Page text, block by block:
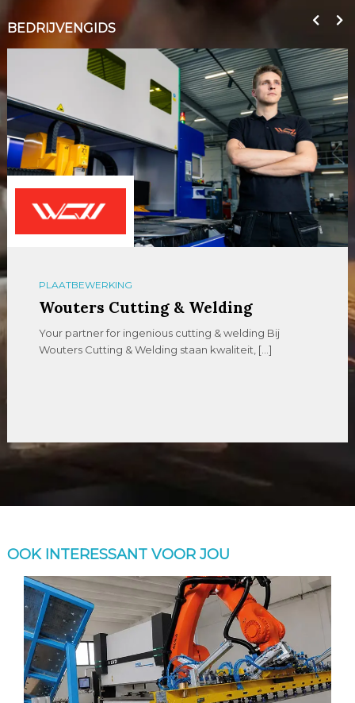
BEDRIJVENGIDS
PLAATBEWERKING
Wouters Cutting & Welding
Your partner for ingenious cutting & welding Bij
Wouters Cutting & Welding staan kwaliteit, […]
OOK INTERESSANT VOOR JOU